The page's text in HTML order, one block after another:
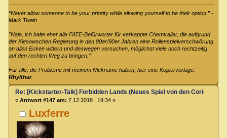
“Never allow someone to be your priority while allowing yourself to be their option.” -
Mark Twain
"Naja, ich halte eher alle FATE-Befürworter für verkappte Chemtrailer, die aufgrund
der Kiesowschen Regierung in den 80er/90er Jahren eine Rollenspielverschwörung
an allen Ecken wittern und deswegen versuchen, möglichst viele noch rechtzeitig
auf den rechten Weg zu bringen."
Für alle, die Probleme mit meinem Nickname haben, hier eine Kopiervorlage:
Rhylthar.
Luxferre
Re: [Kickstarter-Talk] Forbidden Lands (Neues Spiel von den Coriolis-
« Antwort #147 am: 7.12.2018 | 19:34 »